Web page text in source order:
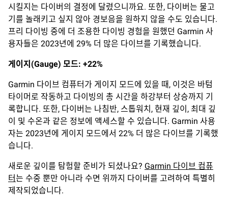
시킬지는 다이버의 결정에 달렸으니까요. 또한, 다이버는 물고
기를 놀래키고 싶지 않아 경보음을 원하지 않을 수도 있습니다.
프리 다이빙 중에 더 조용한 다이빙 경험을 원했던 Garmin 사
용자들은 2023년에 29% 더 많은 다이브를 기록했습니다.
게이지 (Gauge) 모드: +22%
Garmin 다이브 컴퓨터가 게이지 모드에 있을 때, 이것은 바텀
타이머로 작동하고 다이빙의 총 시간을 하강부터 상승까지 기
록합니다. 또한, 다이버는 나침반, 스톱워치, 현재 깊이, 최대 깊
이 및 수온과 같은 정보에 액세스할 수 있습니다. Garmin 사용
자는 2023년에 게이지 모드에서 22% 더 많은 다이브를 기록했
습니다.
새로운 깊이를 탐험할 준비가 되셨나요? Garmin 다이브 컴퓨
터는 수중 뿐만 아니라 수면 위까지 다이버를 고려하여 특별히
제작되었습니다.